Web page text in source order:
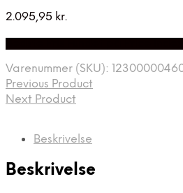
2.095,95 kr.
Varenummer (SKU):
Previous Product
Next Product
Beskrivelse
Beskrivelse